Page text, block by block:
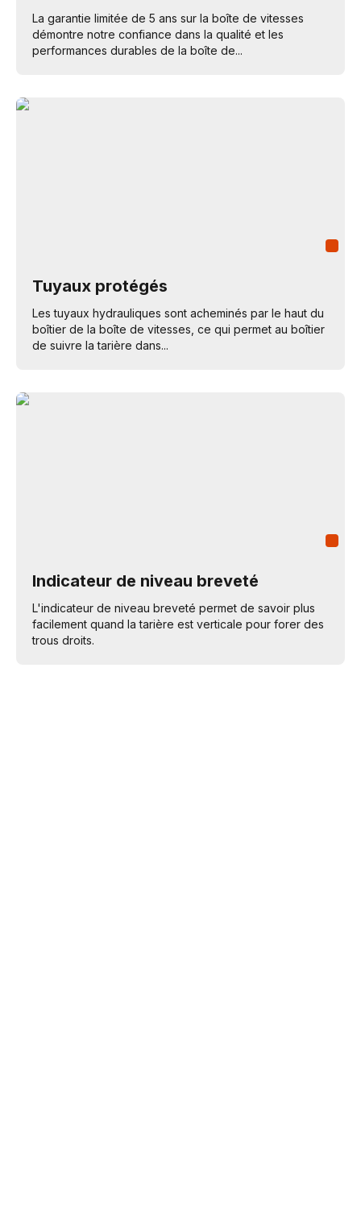
La garantie limitée de 5 ans sur la boîte de vitesses
démontre notre confiance dans la qualité et les
performances durables de la boîte de...
Tuyaux protégés
Les tuyaux hydrauliques sont acheminés par le haut du
boîtier de la boîte de vitesses, ce qui permet au boîtier
de suivre la tarière dans...
Indicateur de niveau breveté
L'indicateur de niveau breveté permet de savoir plus
facilement quand la tarière est verticale pour forer des
trous droits.